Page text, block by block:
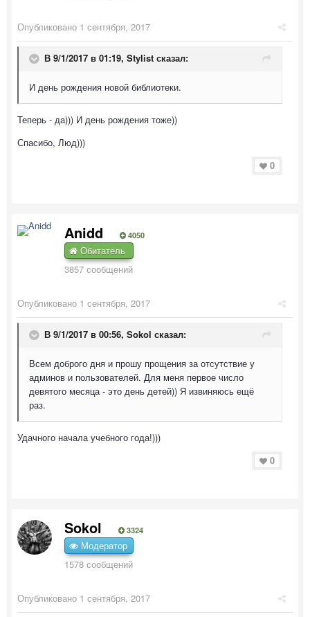
Опубликовано 1 сентября, 2017
В 9/1/2017 в 01:19, Stylist сказал:
И день рождения новой библиотеки.
Теперь - да))) И день рождения тоже))
Спасибо, Люд)))
0
Anidd 4050
Обитатель
3857 сообщений
Опубликовано 1 сентября, 2017
В 9/1/2017 в 00:56, Sokol сказал:
Всем доброго дня и прошу прощения за отсутствие у
админов и пользователей. Для меня первое число
девятого месяца - это день детей)) Я извиняюсь ещё
раз.
Удачного начала учебного года!)))
0
Sokol 3324
Модератор
1578 сообщений
Опубликовано 1 сентября, 2017